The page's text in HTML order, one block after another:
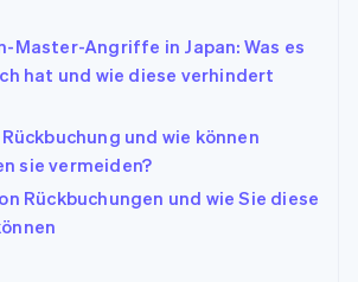
Master-Angriffe in Japan: Was es
hat und wie diese verhindert
und wie können
sie vermeiden?
Rückbuchungen und wie Sie diese